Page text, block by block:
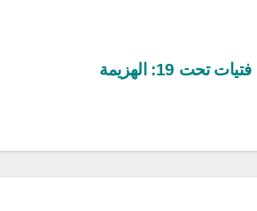
الكرة الطائرة/بطولة العالم فتيات تحت 19: الهزيمة